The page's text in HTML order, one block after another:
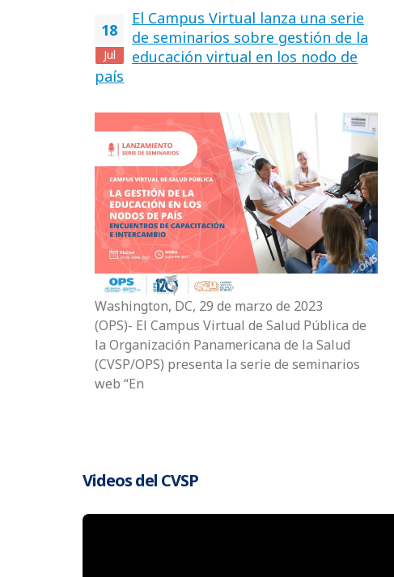
18
Jul
El Campus Virtual lanza una serie
de seminarios sobre gestión de la
educación virtual en los nodo de
país
Washington, DC, 29 de marzo de 2023
(OPS)- El Campus Virtual de Salud Pública de
la Organización Panamericana de la Salud
(CVSP/OPS) presenta la serie de seminarios
web “En
Videos del CVSP